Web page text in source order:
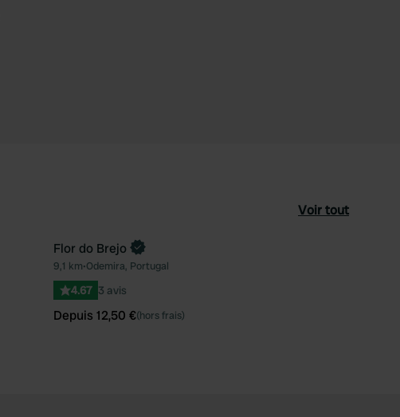
Voir tout
Préféré
Reserve maintenant
Flor do Brejo
9,1 km•Odemira, Portugal
4.67 3 avis
Depuis 12,50 €(hors frais)